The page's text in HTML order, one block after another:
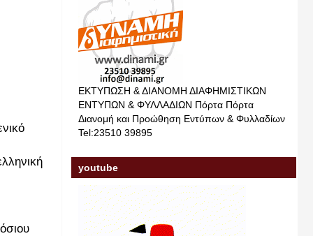
ΕΚΤΥΠΩΣΗ & ΔΙΑΝΟΜΗ ΔΙΑΦΗΜΙΣΤΙΚΩΝ
ΕΝΤΥΠΩΝ & ΦΥΛΛΑΔΙΩΝ Πόρτα Πόρτα
Διανομή και Προώθηση Εντύπων & Φυλλαδίων
Tel:23510 39895
youtube